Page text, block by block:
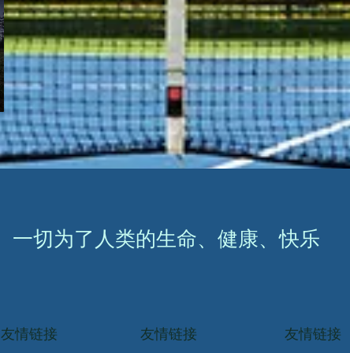
一切为了人类的生命、健康、快乐
友情链接 友情链接 友情链接